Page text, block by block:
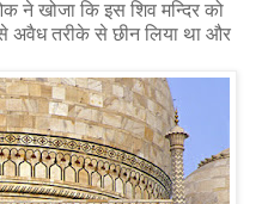
ने खोजा कि इस शिव मन्दिर को
अवैध तरीके से छीन लिया था और